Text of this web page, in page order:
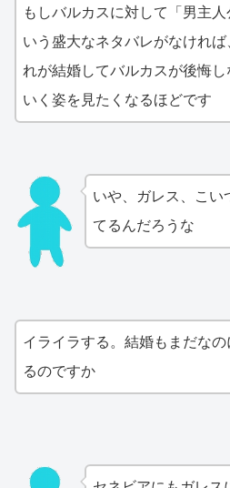
もしバルカスに対して「男主人
いう盛大なネタバレがなけれ
れが結婚してバルカスが後悔し
いく姿を見たくなるほどです
いや、ガレス、こい
てるんだろうな
イライラする。結婚もまだな
るのですか